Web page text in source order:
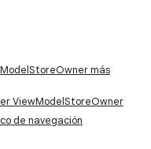
más
ViewModelStoreOwner
de navegación